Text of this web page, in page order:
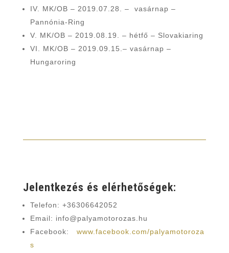
IV. MK/OB – 2019.07.28. – vasárnap –
Pannónia-Ring
V. MK/OB – 2019.08.19. – hétfő – Slovakiaring
VI. MK/OB – 2019.09.15.– vasárnap –
Hungaroring
Jelentkezés és elérhetőségek:
Telefon: +36306642052
Email: info@palyamotorozas.hu
Facebook: www.facebook.com/palyamotoroza
s